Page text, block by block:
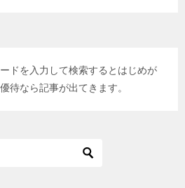
ドを入力して検索するとはじめが
待なら記事が出てきます。